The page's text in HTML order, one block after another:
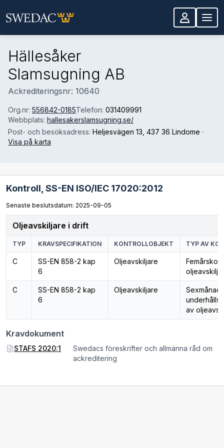
Hällesåker
Slamsugning AB
Ackrediteringsnr: 10640
Org.nr: 556842-0185Telefon: 031409991
Webbplats: hallesakerslamsugning.se/
Post- och besöksadress: Heljesvägen 13 , 437 36 Lindome ·
Visa på karta
Kontroll, SS-EN ISO/IEC 17020:2012
Senaste beslutsdatum: 2025-09-05
Oljeavskiljare i drift
TYP KRAVSPECIFIKATION KONTROLLOBJEKT TYP AV
C
SS-EN 858-2 kap
6
Oljeavskiljare
C
SS-EN 858-2 kap
6
Oljeavskiljare
av
Kravdokument
STAFS 2020:1
Swedacs föreskrifter och allmänna råd om
ackreditering